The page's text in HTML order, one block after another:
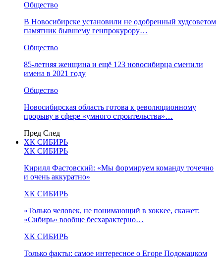
Общество
В Новосибирске установили не одобренный худсоветом
памятник бывшему генпрокурору…
Общество
85-летняя женщина и ещё 123 новосибирца сменили
имена в 2021 году
Общество
Новосибирская область готова к революционному
прорыву в сфере «умного строительства»…
Пред След
ХК СИБИРЬ
ХК СИБИРЬ
Кирилл Фастовский: «Мы формируем команду точечно
и очень аккуратно»
ХК СИБИРЬ
«Только человек, не понимающий в хоккее, скажет:
«Сибирь» вообще бесхарактерно…
ХК СИБИРЬ
Только факты: самое интересное о Егоре Подомацком